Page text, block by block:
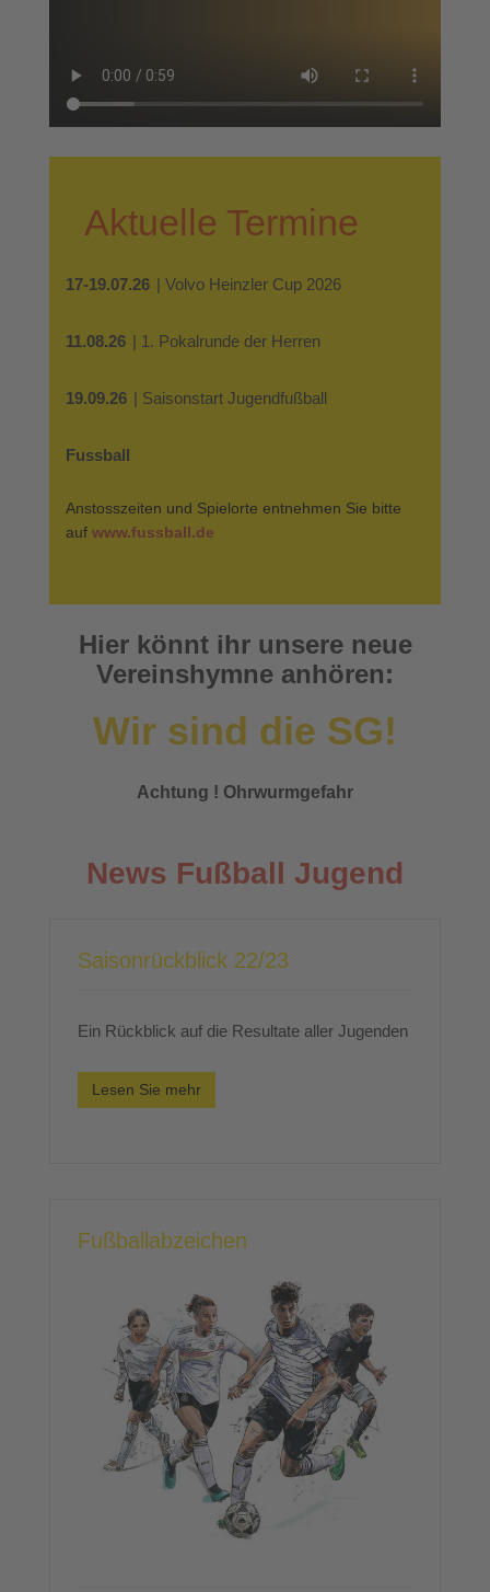
Aktuelle Termine
17-19.07.26 | Volvo Heinzler Cup 2026
11.08.26 | 1. Pokalrunde der Herren
19.09.26 | Saisonstart Jugendfußball
Fussball
Anstosszeiten und Spielorte entnehmen Sie bitte
auf www.fussball.de
Hier könnt ihr unsere neue
Vereinshymne anhören:
Wir sind die SG!
Achtung ! Ohrwurmgefahr
News Fußball Jugend
Saisonrückblick 22/23
Ein Rückblick auf die Resultate aller Jugenden
Lesen Sie mehr
Fußballabzeichen